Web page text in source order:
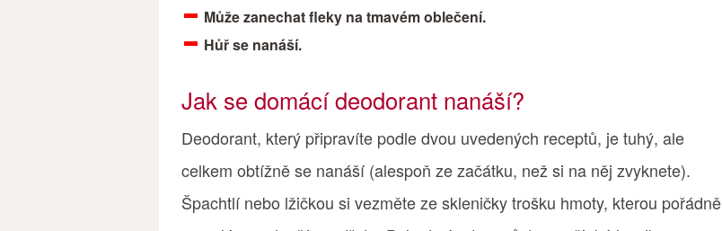
Může zanechat fleky na tmavém oblečení.
Hůř se nanáší.
Jak se domácí deodorant nanáší?
Deodorant, který připravíte podle dvou uvedených receptů, je tuhý, ale
celkem obtížně se nanáší (alespoň ze začátku, než si na něj zvyknete).
Špachtlí nebo lžičkou si vezměte ze skleničky trošku hmoty, kterou pořádně